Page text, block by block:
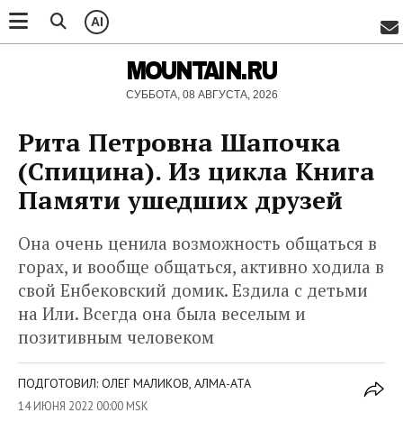
AI
MOUNTAIN.RU
СУББОТА, 08 АВГУСТА, 2026
Рита Петровна Шапочка
(Спицина). Из цикла Книга
Памяти ушедших друзей
Она очень ценила возможность общаться в
горах, и вообще общаться, активно ходила в
свой Енбековский домик. Ездила с детьми
на Или. Всегда она была веселым и
позитивным человеком
ПОДГОТОВИЛ: ОЛЕГ МАЛИКОВ, АЛМА-АТА
14 ИЮНЯ 2022 00:00 MSK